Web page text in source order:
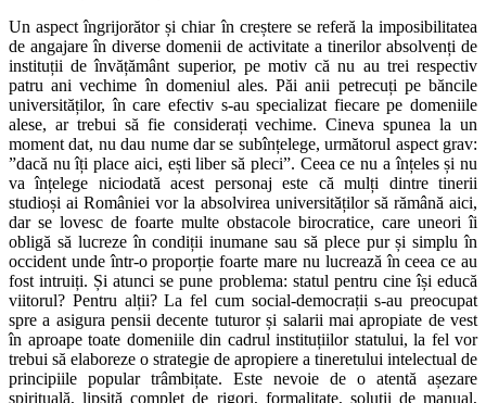
Un aspect îngrijorător și chiar în creștere se referă la imposibilitatea
de angajare în diverse domenii de activitate a tinerilor absolvenți de
instituții de învățământ superior, pe motiv că nu au trei respectiv
patru ani vechime în domeniul ales. Păi anii petrecuți pe băncile
universităților, în care efectiv s-au specializat fiecare pe domeniile
alese, ar trebui să fie considerați vechime. Cineva spunea la un
moment dat, nu dau nume dar se subînțelege, următorul aspect grav:
”dacă nu îți place aici, ești liber să pleci”. Ceea ce nu a înțeles și nu
va înțelege niciodată acest personaj este că mulți dintre tinerii
studioși ai României vor la absolvirea universităților să rămână aici,
dar se lovesc de foarte multe obstacole birocratice, care uneori îi
obligă să lucreze în condiții inumane sau să plece pur și simplu în
occident unde într-o proporție foarte mare nu lucrează în ceea ce au
fost intruiți. Și atunci se pune problema: statul pentru cine își educă
viitorul? Pentru alții? La fel cum social-democrații s-au preocupat
spre a asigura pensii decente tuturor și salarii mai apropiate de vest
în aproape toate domeniile din cadrul instituțiilor statului, la fel vor
trebui să elaboreze o strategie de apropiere a tineretului intelectual de
principiile popular trâmbițate. Este nevoie de o atentă așezare
spirituală, lipsită complet de rigori, formalitate, soluții de manual,